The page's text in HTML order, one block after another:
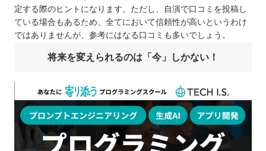
定する際のヒントになります。ただし、自演で口コミを投稿し
ている場合もあるため、全てにおいて信頼性が高いというわけ
ではありませんが、参考にはなる口コミも多いでしょう。
将来を変えられるのは「今」しかない！